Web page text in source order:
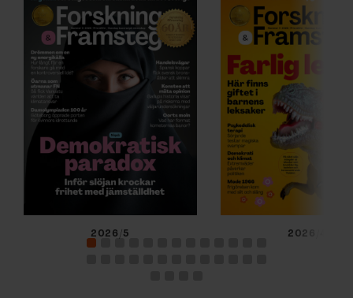
2026/5 2026/4